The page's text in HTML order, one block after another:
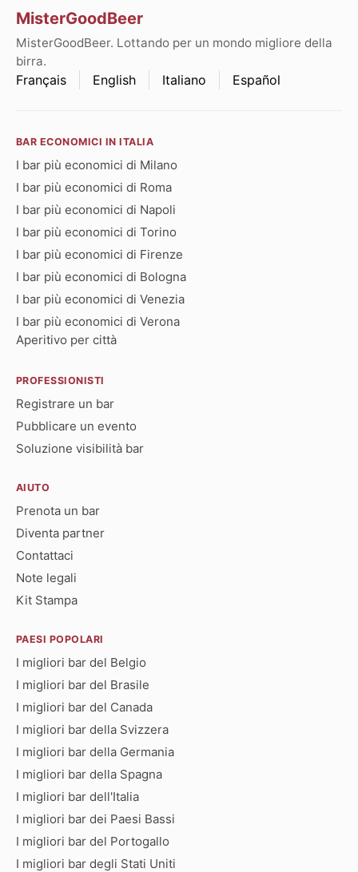
MisterGoodBeer
MisterGoodBeer. Lottando per un mondo migliore della
birra.
Français English Italiano Español
BAR ECONOMICI IN ITALIA
I bar più economici di Milano
I bar più economici di Roma
I bar più economici di Napoli
I bar più economici di Torino
I bar più economici di Firenze
I bar più economici di Bologna
I bar più economici di Venezia
I bar più economici di Verona
Aperitivo per città
PROFESSIONISTI
Registrare un bar
Pubblicare un evento
Soluzione visibilità bar
AIUTO
Prenota un bar
Diventa partner
Contattaci
Note legali
Kit Stampa
PAESI POPOLARI
I migliori bar del Belgio
I migliori bar del Brasile
I migliori bar del Canada
I migliori bar della Svizzera
I migliori bar della Germania
I migliori bar della Spagna
I migliori bar dell'Italia
I migliori bar dei Paesi Bassi
I migliori bar del Portogallo
I migliori bar degli Stati Uniti